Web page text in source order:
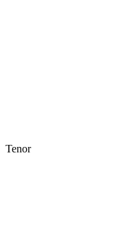
Tenor